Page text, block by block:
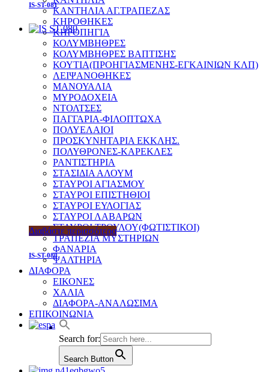
ΚΑΝΤΗΛΙΑ ΑΓ.ΤΡΑΠΕΖΑΣ
ΚΗΡΟΘΗΚΕΣ
ΚΗΡΟΠΗΓΙΑ
ΚΟΛΥΜΒΗΘΡΕΣ
ΚΟΛΥΜΒΗΘΡΕΣ ΒΑΠΤΙΣΗΣ
ΚΟΥΤΙΑ(ΠΡΟΗΓΙΑΣΜΕΝΗΣ-ΕΓΚΑΙΝΙΩΝ ΚΛΠ)
ΛΕΙΨΑΝΟΘΗΚΕΣ
ΜΑΝΟΥΑΛΙΑ
ΜΥΡΟΔΟΧΕΙΑ
ΝΤΟΛΤΣΕΣ
ΠΑΓΓΑΡΙΑ-ΦΙΛΟΠΤΩΧΑ
ΠΟΛΥΕΛΑΙΟΙ
ΠΡΟΣΚΥΝΗΤΑΡΙΑ ΕΚΚΛΗΣ.
ΠΟΛΥΘΡΟΝΕΣ-ΚΑΡΕΚΛΕΣ
ΡΑΝΤΙΣΤΗΡΙΑ
ΣΤΑΣΙΔΙΑ ΑΛΟΥΜ
ΣΤΑΥΡΟΙ ΑΓΙΑΣΜΟΥ
ΣΤΑΥΡΟΙ ΕΠΙΣΤΗΘΙΟΙ
ΣΤΑΥΡΟΙ ΕΥΛΟΓΙΑΣ
ΣΤΑΥΡΟΙ ΛΑΒΑΡΩΝ
ΣΤΑΥΡΟΙ ΤΡΟΥΛΟΥ(ΦΩΤΙΣΤΙΚΟΙ)
ΤΡΑΠΕΖΙΑ ΜΥΣΤΗΡΙΩΝ
ΦΑΝΑΡΙΑ
ΨΑΛΤΗΡΙΑ
ΔΙΑΦΟΡΑ
ΕΙΚΟΝΕΣ
ΧΑΛΙΑ
ΔΙΑΦΟΡΑ-ΑΝΑΛΩΣΙΜΑ
ΕΠΙΚΟΙΝΩΝΙΑ
Search for:
Search Button
IS-ST-081
Διαβάστε περισσότερα
IS-ST-080